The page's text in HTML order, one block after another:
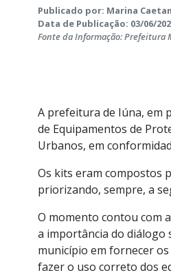
Publicado por: Marina
Data de Publicação: 03/06/
Fonte da Informação: Prefeitura
A prefeitura de Iúna, em
de Equipamentos de
Urbanos, em
Os kits eram compostos
priorizando, sempre, a
O momento contou com
a importância do diálogo
município em fornecer
fazer o uso correto dos